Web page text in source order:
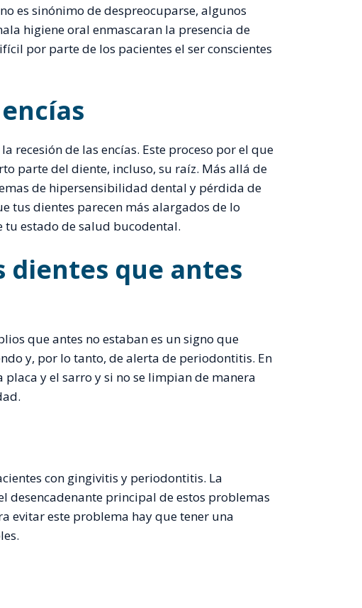
es sinónimo de despreocuparse, algunos
higiene oral enmascaran la presencia de
por parte de los pacientes el ser conscientes
recesión de las encías. Este proceso por el que
parte del diente, incluso, su raíz. Más allá de
de hipersensibilidad dental y pérdida de
tus dientes parecen más alargados de lo
estado de salud bucodental.
dientes que antes
que antes no estaban es un signo que
y, por lo tanto, de alerta de periodontitis. En
y el sarro y si no se limpian de manera
con gingivitis y periodontitis. La
desencadenante principal de estos problemas
evitar este problema hay que tener una